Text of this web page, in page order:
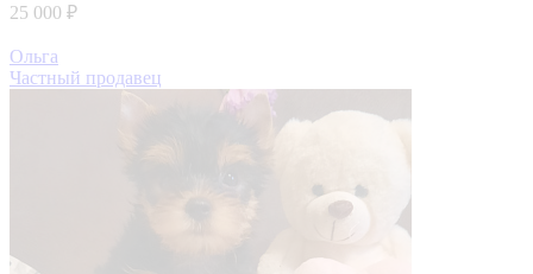
25 000 ₽
Ольга
Частный продавец